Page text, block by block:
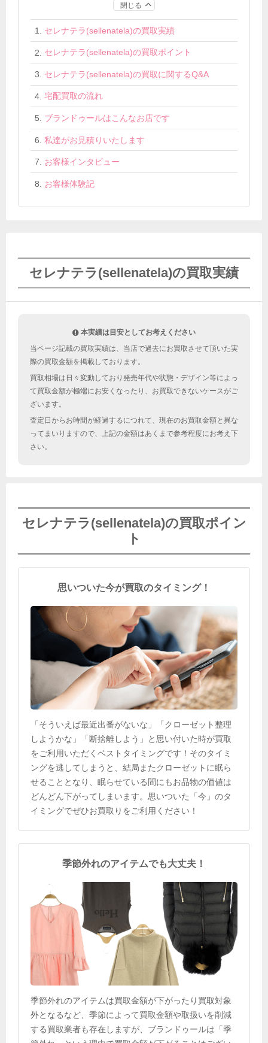
閉じる
セレナテラ(sellenatela)の買取実績
セレナテラ(sellenatela)の買取ポイント
セレナテラ(sellenatela)の買取に関するQ&A
宅配買取の流れ
ブランドゥールはこんなお店です
私達がお見積りいたします
お客様インタビュー
お客様体験記
セレナテラ(sellenatela)の買取実績
本実績は目安としてお考えください
当ページ記載の買取実績は、当店で過去にお買取させて頂いた実
際の買取金額を掲載しております。
買取相場は日々変動しており発売年代や状態・デザイン等によっ
て買取金額が極端にお安くなったり、お買取できないケースがご
ざいます。
査定日からお時間が経過するにつれて、現在のお買取金額と異な
ってまいりますので、上記の金額はあくまで参考程度にお考え下
さい。
セレナテラ(sellenatela)の買取ポイン
ト
思いついた今が買取のタイミング！
「そういえば最近出番がないな」「クローゼット整理
しようかな」「断捨離しよう」と思い付いた時が買取
をご利用いただくベストタイミングです！そのタイミ
ングを逃してしまうと、結局またクローゼットに眠ら
せることとなり、眠らせている間にもお品物の価値は
どんどん下がってしまいます。思いついた「今」のタ
イミングでぜひお買取りをご利用ください！
季節外れのアイテムでも大丈夫！
季節外れのアイテムは買取金額が下がったり買取対象
外となるなど、季節によって買取金額や取扱いを削減
する買取業者も存在しますが、ブランドゥールは「季